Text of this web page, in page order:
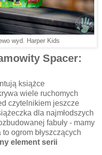
wyd. Harper Kids
Spacer:
książce
wiele ruchomych
czytelnikiem jeszcze
dla najmłodszych
fabuły - mamy
ogrom błyszczących
element serii